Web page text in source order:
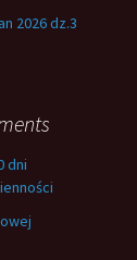
2026 dz.3
dni